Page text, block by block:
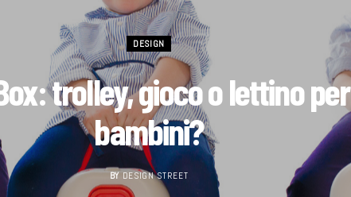
DESIGN
trolley, gioco o lettino per
bambini?
BY DESIGN STREET